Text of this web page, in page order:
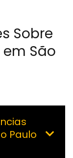
Sobre
São
Paulo